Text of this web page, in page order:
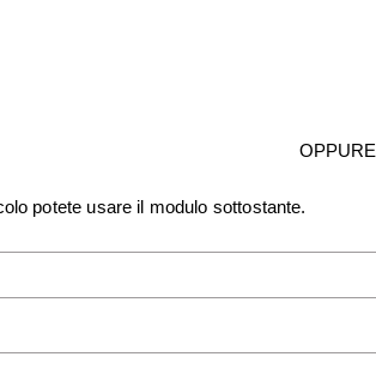
OPPURE
potete usare il modulo sottostante.